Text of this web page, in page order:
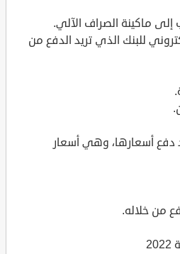
ماكينة الصراف الآلي.
للبنك الذي تريد الدفع من
دفع أسعارها، وهي أسعار
من خلاله.